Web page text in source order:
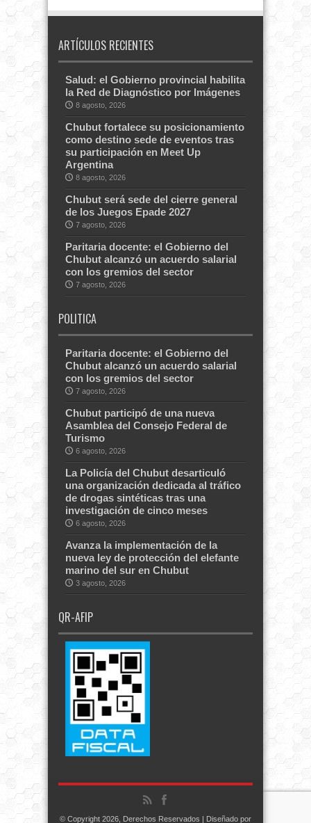
ARTÍCULOS RECIENTES
Salud: el Gobierno provincial habilita
la Red de Diagnóstico por Imágenes
8 agosto, 2026
Chubut fortalece su posicionamiento
como destino sede de eventos tras
su participación en Meet Up
Argentina
8 agosto, 2026
Chubut será sede del cierre general
de los Juegos Epade 2027
7 agosto, 2026
Paritaria docente: el Gobierno del
Chubut alcanzó un acuerdo salarial
con los gremios del sector
7 agosto, 2026
POLITICA
Paritaria docente: el Gobierno del
Chubut alcanzó un acuerdo salarial
con los gremios del sector
7 agosto, 2026
Chubut participó de una nueva
Asamblea del Consejo Federal de
Turismo
6 agosto, 2026
La Policía del Chubut desarticuló
una organización dedicada al tráfico
de drogas sintéticas tras una
investigación de cinco meses
6 agosto, 2026
Avanza la implementación de la
nueva ley de protección del elefante
marino del sur en Chubut
3 agosto, 2026
QR-AFIP
© Copyright 2026, Derechos Reservados | Diseñado por